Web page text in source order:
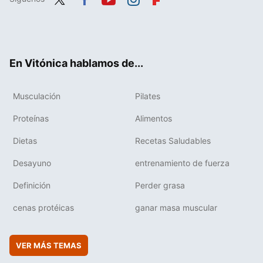
En Vitónica hablamos de...
Musculación Pilates
Proteínas Alimentos
Dietas Recetas Saludables
Desayuno entrenamiento de fuerza
Definición Perder grasa
cenas protéicas ganar masa muscular
VER MÁS TEMAS